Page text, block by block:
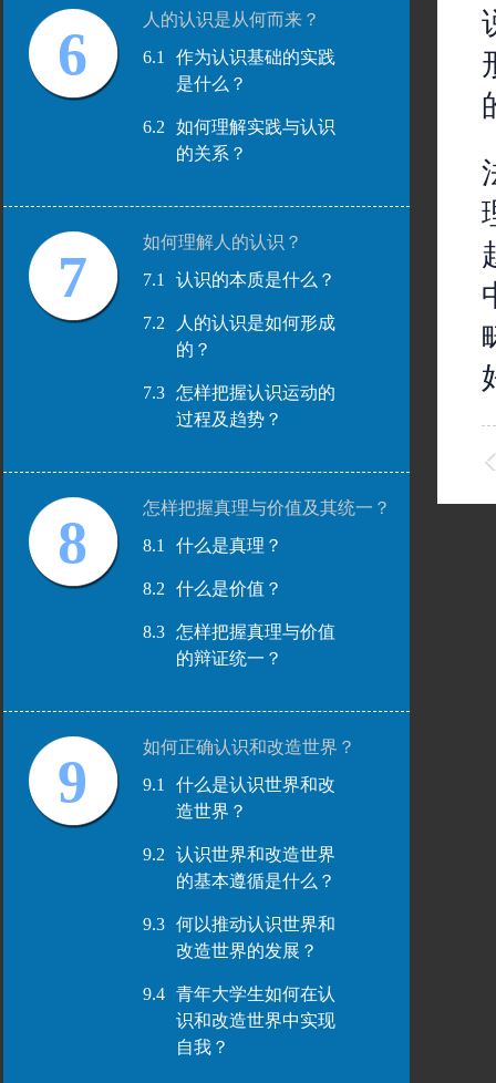
6
人的认识是从何而来？
6.1
作为认识基础的实践
是什么？
6.2
如何理解实践与认识
的关系？
7
如何理解人的认识？
7.1
认识的本质是什么？
7.2
人的认识是如何形成
的？
7.3
怎样把握认识运动的
过程及趋势？
8
怎样把握真理与价值及其统一？
8.1
什么是真理？
8.2 什么是价值？
8.3
怎样把握真理与价值
的辩证统一？
9
如何正确认识和改造世界？
9.1
什么是认识世界和改
造世界？
9.2
认识世界和改造世界
的基本遵循是什么？
9.3
何以推动认识世界和
改造世界的发展？
9.4
青年大学生如何在认
识和改造世界中实现
自我？